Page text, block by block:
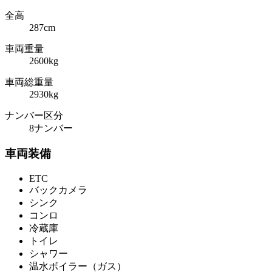
全高
287cm
車両重量
2600kg
車両総重量
2930kg
ナンバー区分
8ナンバー
車両装備
ETC
バックカメラ
シンク
コンロ
冷蔵庫
トイレ
シャワー
温水ボイラー（ガス）